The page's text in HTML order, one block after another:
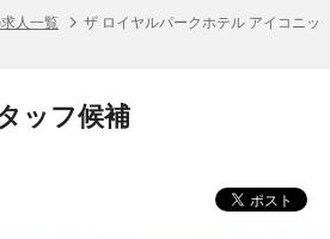
人一覧
ザ ロイヤルパークホテル アイコニッ
ッフ候補